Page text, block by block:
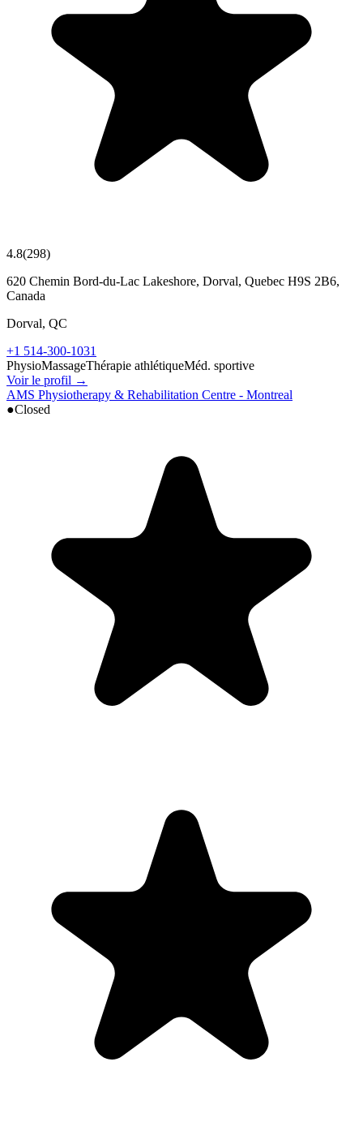
4.8(298)
620 Chemin Bord-du-Lac Lakeshore, Dorval, Quebec H9S 2B6,
Canada
Dorval, QC
+1 514-300-1031
PhysioMassageThérapie athlétiqueMéd. sportive
Voir le profil →
AMS Physiotherapy & Rehabilitation Centre - Montreal
●Closed